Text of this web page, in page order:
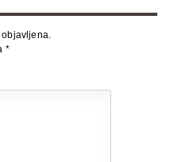
objavljena.
*